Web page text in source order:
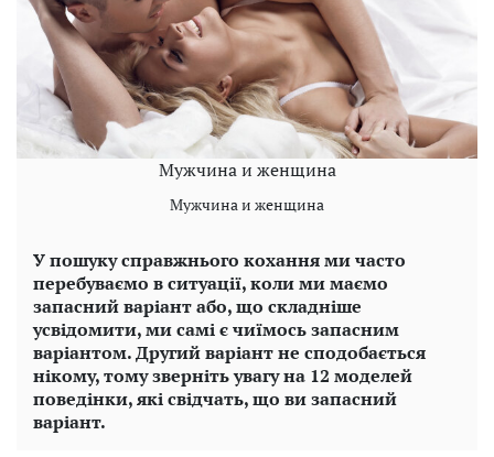
Мужчина и женщина
Мужчина и женщина
У пошуку справжнього кохання ми часто
перебуваємо в ситуації, коли ми маємо
запасний варіант або, що складніше
усвідомити, ми самі є чиїмось запасним
варіантом. Другий варіант не сподобається
нікому, тому зверніть увагу на 12 моделей
поведінки, які свідчать, що ви запасний
варіант.